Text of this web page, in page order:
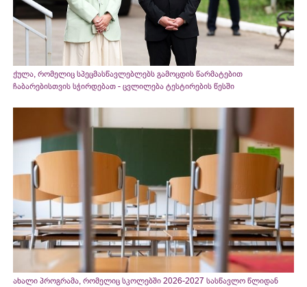
ქულა, რომელიც სპეცმასწავლებლებს გამოცდის წარმატებით
ჩაბარებისთვის სჭირდებათ - ცვლილება ტესტირების წესში
ახალი პროგრამა, რომელიც სკოლებში 2026-2027 სასწავლო წლიდან